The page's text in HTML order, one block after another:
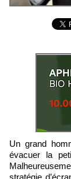
Un grand homme que je n’oublierai jamais, disait : « Il faut
évacuer la
stratégie